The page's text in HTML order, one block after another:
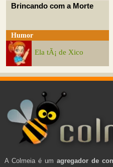
Brincando com a Morte
Humor
Ela tÃ¡ de Xico
A Colmeia é um agregador de